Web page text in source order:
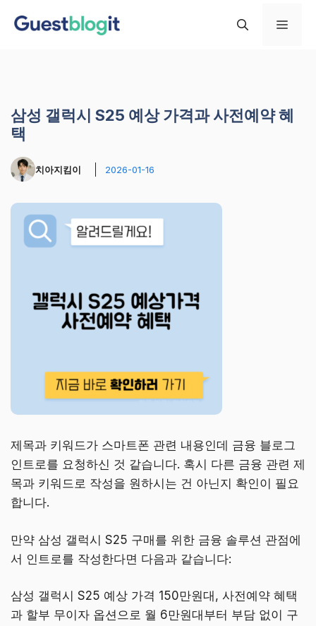
메
삼성 갤럭시 S25 예상 가격과 사전예약 혜
택
치아지킴이 2026-01-16
제목과 키워드가 스마트폰 관련 내용인데 금융 블로그
인트로를 요청하신 것 같습니다. 혹시 다른 금융 관련 제
목과 키워드로 작성을 원하시는 건 아닌지 확인이 필요
합니다.
만약 삼성 갤럭시 S25 구매를 위한 금융 솔루션 관점에
서 인트로를 작성한다면 다음과 같습니다:
삼성 갤럭시 S25 예상 가격 150만원대, 사전예약 혜택
과 할부 무이자 옵션으로 월 6만원대부터 부담 없이 구